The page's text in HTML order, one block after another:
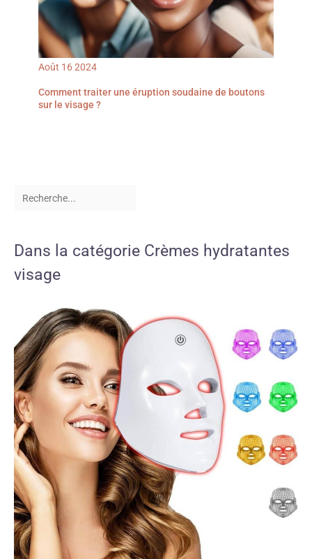
Août 162024
Comment traiter une éruption soudaine de boutons
sur le visage ?
Dans la catégorie Crèmes hydratantes
visage